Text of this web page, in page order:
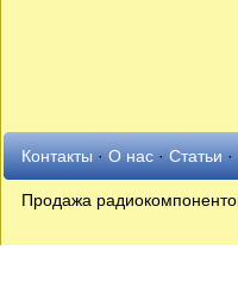
Контакты·О нас·Статьи·
Продажа